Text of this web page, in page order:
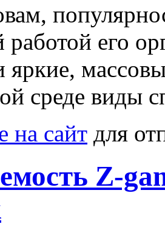
его
яркие,
среде виды
на сайт для
Z-